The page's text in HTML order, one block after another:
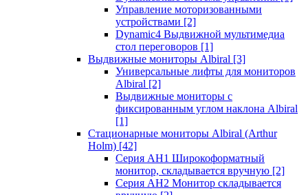
Управление моторизованными
устройствами [2]
Dynamic4 Выдвижной мультимедиа
стол переговоров [1]
Выдвижные мониторы Albiral [3]
Универсальные лифты для мониторов
Albiral [2]
Выдвижные мониторы с
фиксированным углом наклона Albiral
[1]
Стационарные мониторы Albiral (Arthur
Holm) [42]
Серия AH1 Широкоформатный
монитор, складывается вручную [2]
Серия AH2 Монитор складывается